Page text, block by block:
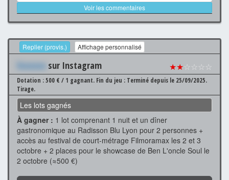
Voir les commentaires
Replier (provis.) Affichage personnalisé
Xxxxxxx sur Instagram ★★☆☆☆☆
Dotation : 500 € / 1 gagnant. Fin du jeu : Terminé depuis le 25/09/2025.
Tirage.
Les lots gagnés
À gagner : 1 lot comprenant 1 nuit et un dîner
gastronomique au Radisson Blu Lyon pour 2 personnes +
accès au festival de court-métrage Filmoramax les 2 et 3
octobre + 2 places pour le showcase de Ben L'oncle Soul le
2 octobre (≈500 €)